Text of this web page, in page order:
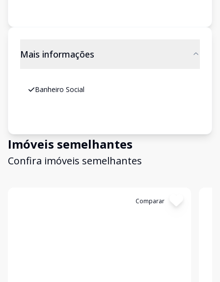
Mais informações
Banheiro Social
Imóveis semelhantes
Confira imóveis semelhantes
Comparar